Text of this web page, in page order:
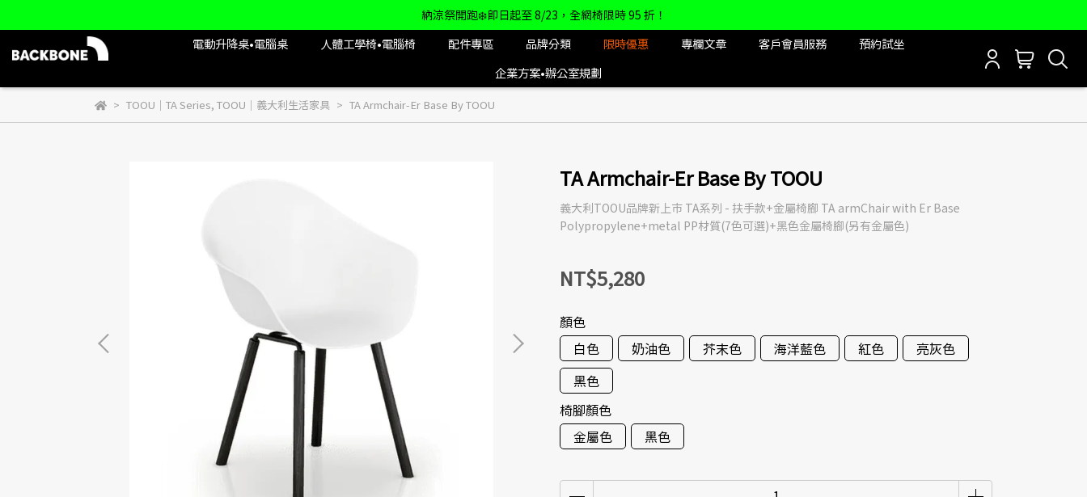
納涼祭開跑❄️即日起至 8/23，全網椅限時 95 折！
電動升降桌•電腦桌 人體工學椅•電腦椅 配件專區 品牌分類 限時優惠 專欄文章 客戶會員服務
預約試坐
企業方案•辦公室規劃
TOOU｜TA Series, TOOU｜義大利生活家具 TA Armchair-Er Base By TOOU
TA Armchair-Er Base By TOOU
義大利TOOU品牌新上市 TA系列 - 扶手款+金屬椅腳 TA armChair with Er Base
Polypropylene+metal PP材質(7色可選)+黑色金屬椅腳(另有金屬色)
NT$5,280
顏色
白色
奶油色 芥末色 海洋藍色 紅色
亮灰色
黑色
椅腳顏色
金屬色
黑色